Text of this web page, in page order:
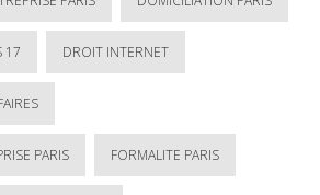
17 DROIT INTERNET
PARIS FORMALITE PARIS